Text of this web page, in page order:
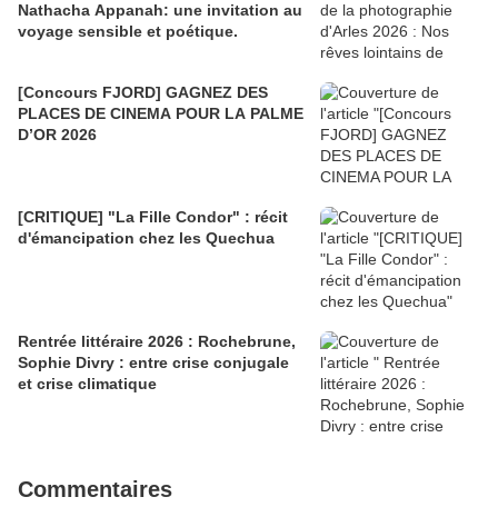
Nathacha Appanah: une invitation au
voyage sensible et poétique.
[Concours FJORD] GAGNEZ DES
PLACES DE CINEMA POUR LA PALME
D’OR 2026
[CRITIQUE] "La Fille Condor" : récit
d'émancipation chez les Quechua
Rentrée littéraire 2026 : Rochebrune,
Sophie Divry : entre crise conjugale
et crise climatique
Commentaires